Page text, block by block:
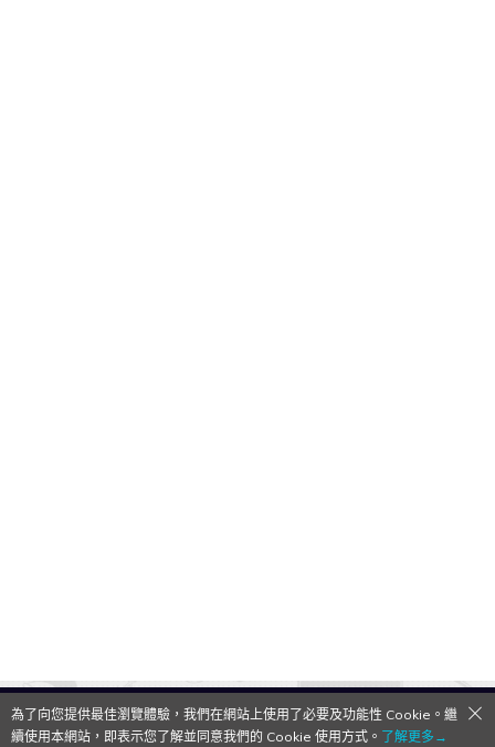
QooApp Limited © 2026
為了向您提供最佳瀏覽體驗，我們在網站上使用了必要及功能性 Cookie。繼
續使用本網站，即表示您了解並同意我們的 Cookie 使用方式。 了解更多→